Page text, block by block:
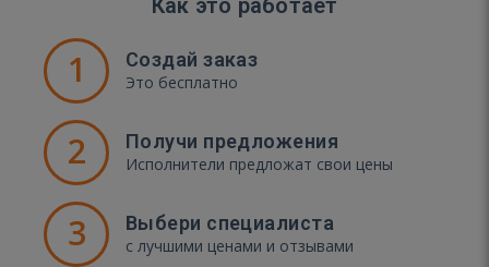
1 Создай заказ
Это бесплатно
2 Получи предложения
Исполнители предложат свои цены
3 Выбери специалиста
с лучшими ценами и отзывами